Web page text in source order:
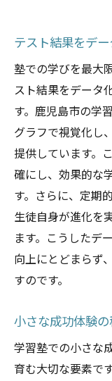
テスト結果をデ
塾での学びを最大
スト結果をデータ
す。鹿児島市の学
グラフで視覚化し
提供しています。
確にし、効果的な
す。さらに、定期
生徒自身が進化を
ます。こうしたデ
向上にとどまらず
すのです。
小さな成功体験
学習塾での小さな
育む大切な要素で